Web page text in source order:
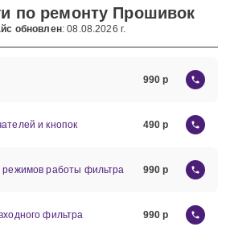
по ремонту Прошивок
обновлен: 08.08.2026 г.
990
и кнопок 490
режимов работы фильтра 990
фильтра 990